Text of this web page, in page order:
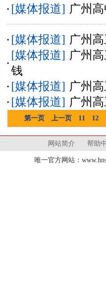
[媒体报道] 广州
[媒体报道] 广州
[媒体报道] 广州
钱
[媒体报道] 广州
[媒体报道] 广州
第一页 上一页 11 12
网站简介 帮助
唯一官方网站：